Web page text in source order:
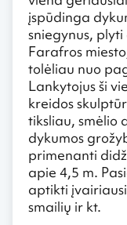
įspūdinga
sniegynus,
Farafros
tolėliau nuo
Lankytojus ši
kreidos
tiksliau, smėlio
dykumos
primenanti
apie 4,5 m.
aptikti
smailių ir kt.